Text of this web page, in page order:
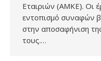
Εταιριών (ΑΜΚΕ). Οι
εντοπισμό συναφών
στην αποσαφήνιση
τους.…